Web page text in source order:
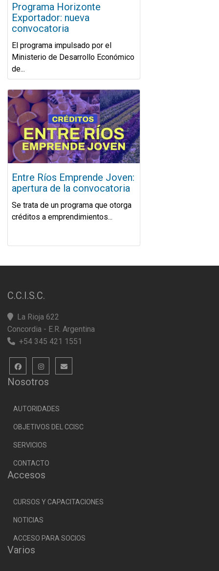
Programa Horizonte
Exportador: nueva
convocatoria
El programa impulsado por el
Ministerio de Desarrollo Económico
de...
Entre Ríos Emprende Joven:
apertura de la convocatoria
Se trata de un programa que otorga
créditos a emprendimientos...
C.C.I.S.C.
La Rioja 622
Concordia - E.R. Argentina
+54 345 421 1551
Nosotros
AUTORIDADES
OBJETIVOS DEL CCISC
SERVICIOS
CONTACTO
Accesos
CURSOS Y CAPACITACIONES
NOTICIAS
ACCESO PARA SOCIOS
Varios